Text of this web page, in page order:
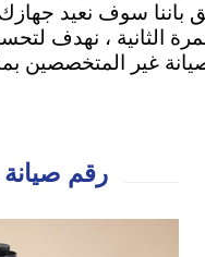
للمرة الثانية
غير
رقم